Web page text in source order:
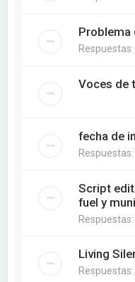
Problema
Respuestas:
Voces de
fecha de
Respuestas:
Script
fuel y
Living
Respuestas: